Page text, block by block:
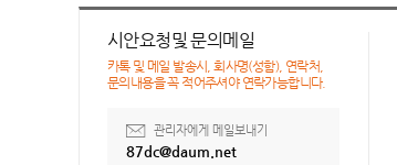
시안요청및 문의메일
카톡 및 메일 발송시, 회사명(성함), 연락처,
문의내용을 꼭 적어주셔야 연락가능합니다.
관리자에게 메일보내기
87dc@daum.net